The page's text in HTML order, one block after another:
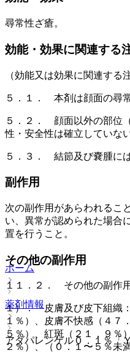
尋常性ざ瘡。
効能・効果に関連する
（効能又は効果に関連する
５．１． 本剤は顔面の尋
５．２． 顔面以外の部位
性・安全性は確立していない
５．３． 結節及び嚢腫に
副作用
次の副作用があらわれるこ
い、異常が認められた場合
置を行うこと。
その他の副作用
１１．２． その他の副作用
１）． 皮膚及び皮下組織
１％）、皮膚不快感（４７
５％）、紅斑（２１．９％
２％）、（０．１〜５％未
ホーム
薬剤情報
アダパレンゲル０．１％「